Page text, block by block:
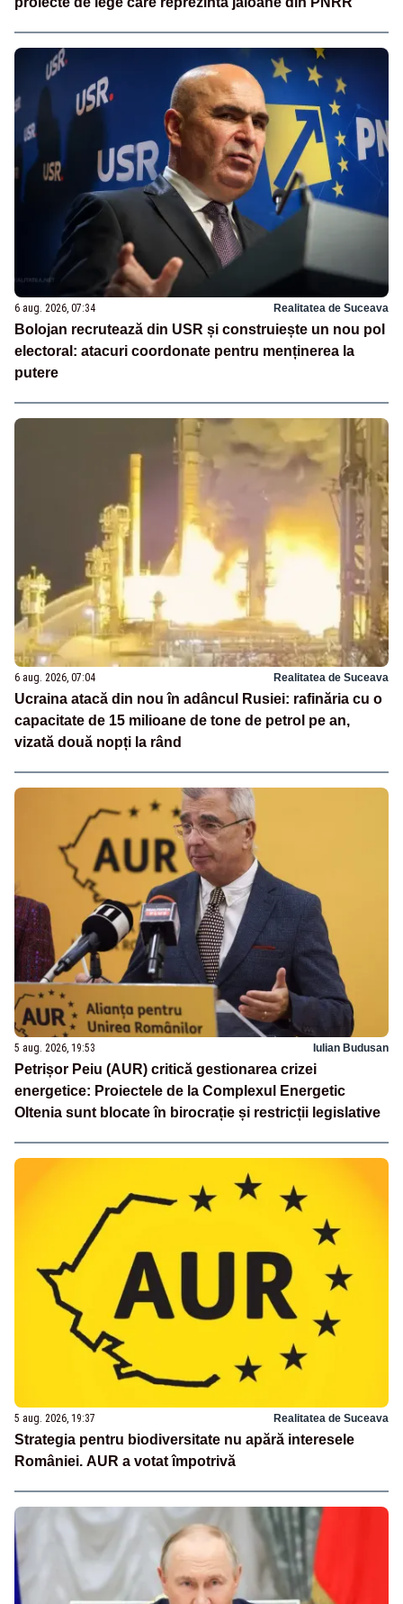
6 aug. 2026, 07:34 Realitatea de Suceava
Bolojan recrutează din USR și construiește un nou pol
electoral: atacuri coordonate pentru menținerea la
putere
6 aug. 2026, 07:04 Realitatea de Suceava
Ucraina atacă din nou în adâncul Rusiei: rafinăria cu o
capacitate de 15 milioane de tone de petrol pe an,
vizată două nopți la rând
5 aug. 2026, 19:53 Iulian Budusan
Petrișor Peiu (AUR) critică gestionarea crizei
energetice: Proiectele de la Complexul Energetic
Oltenia sunt blocate în birocrație și restricții legislative
5 aug. 2026, 19:37 Realitatea de Suceava
Strategia pentru biodiversitate nu apără interesele
României. AUR a votat împotrivă